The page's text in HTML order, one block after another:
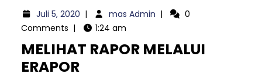
Juli 5, 2020 | mas Admin |
0
Comments | 1:24 am
MELIHAT RAPOR MELALUI
ERAPOR